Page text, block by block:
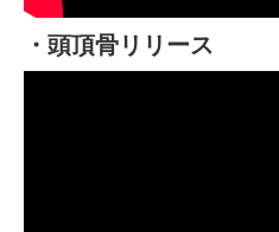
・頭頂骨リリース